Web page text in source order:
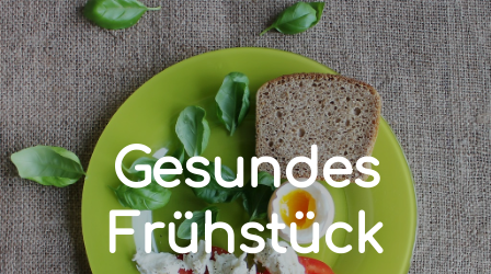
Gesundes
Frühstück